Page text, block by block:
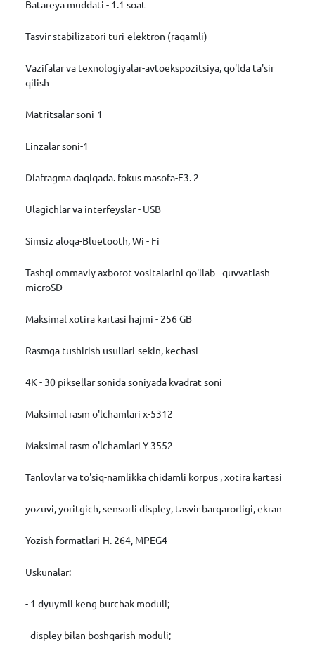
Batareya muddati - 1.1 soat
Tasvir stabilizatori turi-elektron (raqamli)
Vazifalar va texnologiyalar-avtoekspozitsiya, qo'lda ta'sir
qilish
Matritsalar soni-1
Linzalar soni-1
Diafragma daqiqada. fokus masofa-F3. 2
Ulagichlar va interfeyslar - USB
Simsiz aloqa-Bluetooth, Wi - Fi
Tashqi ommaviy axborot vositalarini qo'llab - quvvatlash-
microSD
Maksimal xotira kartasi hajmi - 256 GB
Rasmga tushirish usullari-sekin, kechasi
4K - 30 piksellar sonida soniyada kvadrat soni
Maksimal rasm o'lchamlari x-5312
Maksimal rasm o'lchamlari Y-3552
Tanlovlar va to'siq-namlikka chidamli korpus , xotira kartasi
yozuvi, yoritgich, sensorli displey, tasvir barqarorligi, ekran
Yozish formatlari-H. 264, MPEG4
Uskunalar:
- 1 dyuymli keng burchak moduli;
- displey bilan boshqarish moduli;